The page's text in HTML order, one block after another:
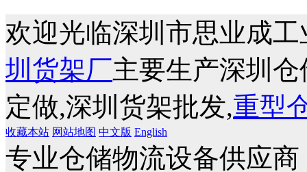
欢迎光临深圳市思业成
圳货架厂主要生产深圳
定做,深圳货架批发,重型
收藏本站 网站地图 中文版 English
专业仓储物流设备供应商